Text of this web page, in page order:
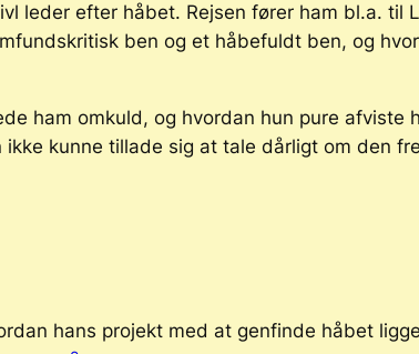
leder efter håbet. Rejsen fører ham bl.a. til
ben og et håbefuldt ben, og
ham omkuld, og hvordan hun pure afviste
kunne tillade sig at tale dårligt om den
hans projekt med at genfinde håbet